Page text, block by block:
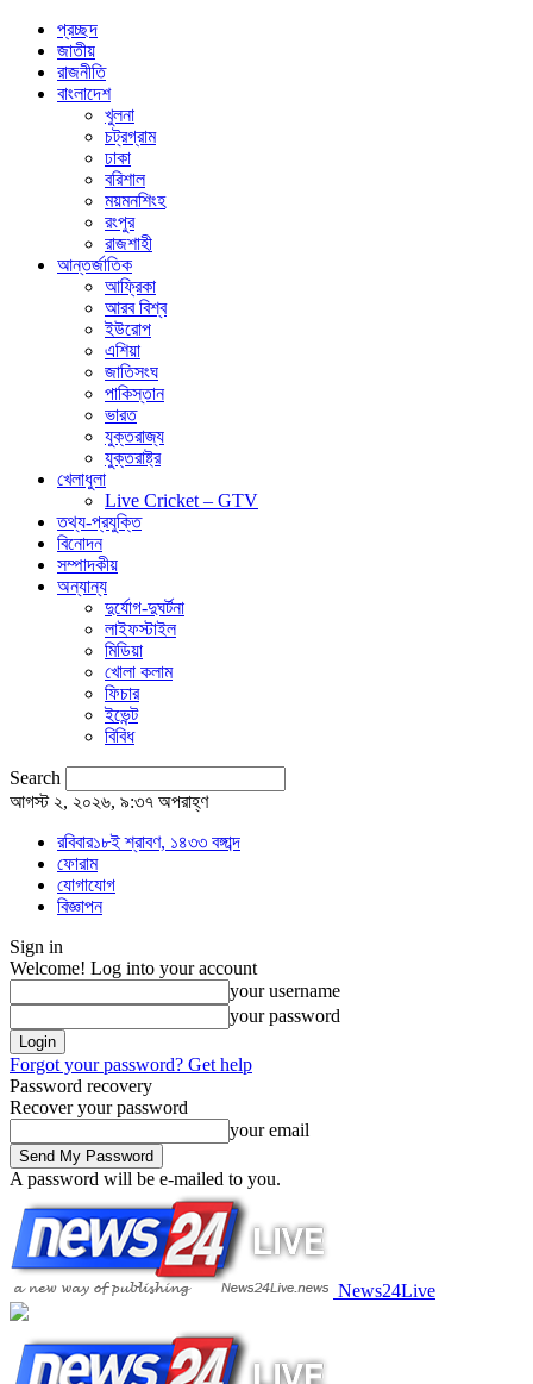
প্রচ্ছদ
জাতীয়
রাজনীতি
বাংলাদেশ
খুলনা
চট্রগ্রাম
ঢাকা
বরিশাল
ময়মনশিংহ
রংপুর
রাজশাহী
আন্তর্জাতিক
আফ্রিকা
আরব বিশ্ব
ইউরোপ
এশিয়া
জাতিসংঘ
পাকিস্তান
ভারত
যুক্তরাজ্য
যুক্তরাষ্ট্র
খেলাধুলা
Live Cricket – GTV
তথ্য-প্রযুক্তি
বিনোদন
সম্পাদকীয়
অন্যান্য
দুর্যোগ-দুঘর্টনা
লাইফস্টাইল
মিডিয়া
খোলা কলাম
ফিচার
ইভেন্ট
বিবিধ
Search
আগস্ট ২, ২০২৬, ৯:৩৭ অপরাহ্ণ
রবিবার১৮ই শ্রাবণ, ১৪৩৩ বঙ্গাব্দ
ফোরাম
যোগাযোগ
বিজ্ঞাপন
Sign in
Welcome! Log into your account
your username
your password
Forgot your password? Get help
Password recovery
Recover your password
your email
A password will be e-mailed to you.
News24Live